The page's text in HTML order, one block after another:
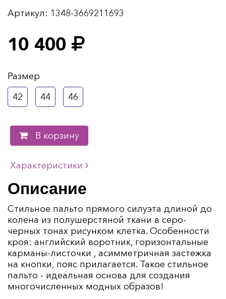
Артикул: 1348-3669211693
10 400
Размер
42
44 46
В корзину
Характеристики
Описание
Стильное пальто прямого силуэта длиной до
колена из полушерстяной ткани в серо-
черных тонах рисунком клетка. Особенности
кроя: английский воротник, горизонтальные
карманы-листочки , асимметричная застежка
на кнопки, пояс прилагается. Такое стильное
пальто - идеальная основа для создания
многочисленных модных образов!